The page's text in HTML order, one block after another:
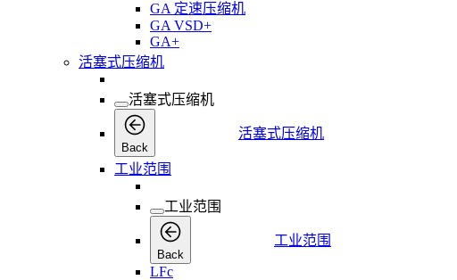
GA 定速压缩机
GA VSD+
GA+
活塞式压缩机
活塞式压缩机
Back
活塞式压缩机
工业范围
工业范围
Back
工业范围
LFc